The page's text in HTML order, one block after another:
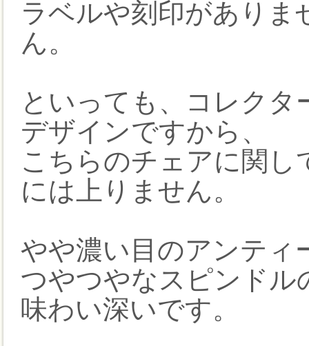
ラベルや刻印があり
ん。
といっても、コレク
デザインですから、
こちらのチェアに関し
には上りません。
やや濃い目のアンティ
つやつやなスピンドル
味わい深いです。